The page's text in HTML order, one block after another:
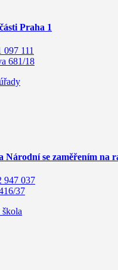
Praha 1
097 111
681/18
Národní se zaměřením na
947 037
37
škola